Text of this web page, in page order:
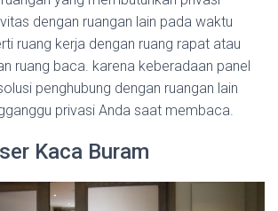
dengan ruangan lain pada waktu
ruang kerja dengan ruang rapat atau
ruang baca. karena keberadaan panel
penghubung dengan ruangan lain
privasi Anda saat membaca.
Kaca Buram